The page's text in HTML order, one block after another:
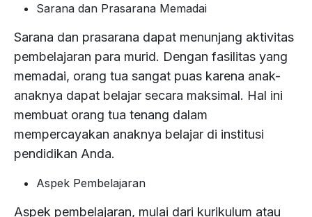
Sarana dan Prasarana Memadai
Sarana dan prasarana dapat menunjang aktivitas
pembelajaran para murid. Dengan fasilitas yang
memadai, orang tua sangat puas karena anak-
anaknya dapat belajar secara maksimal. Hal ini
membuat orang tua tenang dalam
mempercayakan anaknya belajar di institusi
pendidikan Anda.
Aspek Pembelajaran
Aspek pembelajaran, mulai dari kurikulum atau